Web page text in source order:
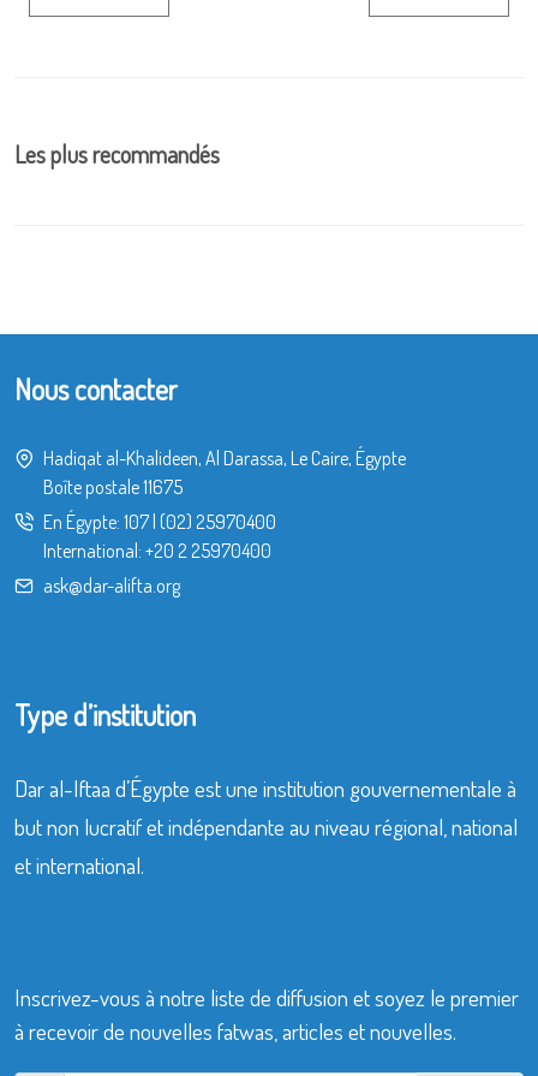
Les plus recommandés
Nous contacter
Hadiqat al-Khalideen, Al Darassa, Le Caire, Égypte
Boîte postale 11675
En Égypte: 107 (02) 25970400
International: +20 2 25970400
ask@dar-alifta.org
Type d’institution
Dar al-Iftaa d’Égypte est une institution gouvernementale à
but non lucratif et indépendante au niveau régional, national
et international.
Inscrivez-vous à notre liste de diffusion et soyez le premier
à recevoir de nouvelles fatwas, articles et nouvelles.